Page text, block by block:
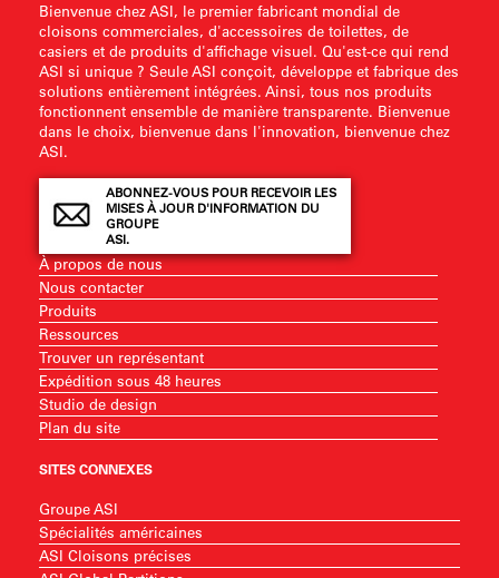
Bienvenue chez ASI, le premier fabricant mondial de
cloisons commerciales, d'accessoires de toilettes, de
casiers et de produits d'affichage visuel. Qu'est-ce qui rend
ASI si unique ? Seule ASI conçoit, développe et fabrique des
solutions entièrement intégrées. Ainsi, tous nos produits
fonctionnent ensemble de manière transparente. Bienvenue
dans le choix, bienvenue dans l'innovation, bienvenue chez
ASI.
ABONNEZ-VOUS POUR RECEVOIR LES
MISES À JOUR D'INFORMATION DU
GROUPE
ASI.
À propos de nous
Nous contacter
Produits
Ressources
Trouver un représentant
Expédition sous 48 heures
Studio de design
Plan du site
SITES CONNEXES
Groupe ASI
Spécialités américaines
ASI Cloisons précises